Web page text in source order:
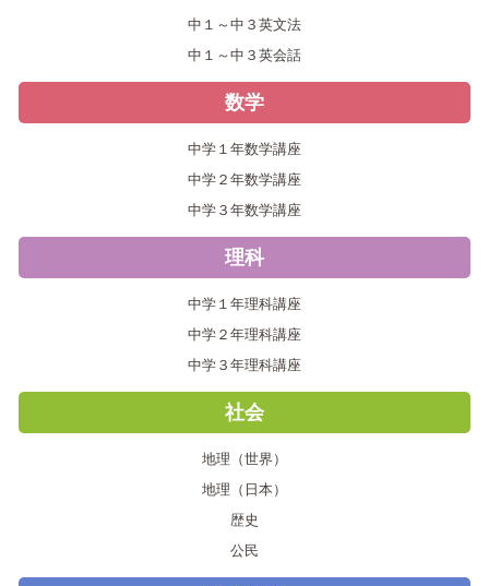
中１～中３英文法
中１～中３英会話
数学
中学１年数学講座
中学２年数学講座
中学３年数学講座
理科
中学１年理科講座
中学２年理科講座
中学３年理科講座
社会
地理（世界）
地理（日本）
歴史
公民